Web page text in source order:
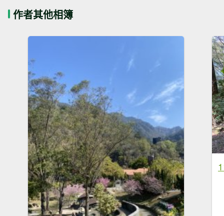
作者其他相簿